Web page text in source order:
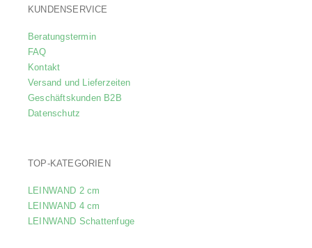
KUNDENSERVICE
Beratungstermin
FAQ
Kontakt
Versand und Lieferzeiten
Geschäftskunden B2B
Datenschutz
TOP-KATEGORIEN
LEINWAND 2 cm
LEINWAND 4 cm
LEINWAND Schattenfuge